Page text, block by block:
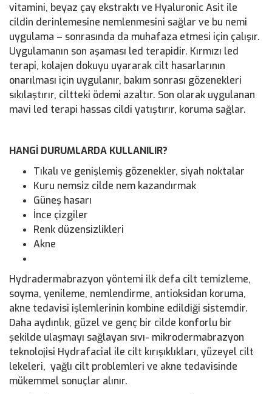
vitamini, beyaz çay ekstraktı ve Hyaluronic Asit ile
cildin derinlemesine nemlenmesini sağlar ve bu nemi
uygulama – sonrasında da muhafaza etmesi için çalışır.
Uygulamanın son aşaması led terapidir. Kırmızı led
terapi, kolajen dokuyu uyararak cilt hasarlarının
onarılması için uygulanır, bakım sonrası gözenekleri
sıkılaştırır, ciltteki ödemi azaltır. Son olarak uygulanan
mavi led terapi hassas cildi yatıştırır, koruma sağlar.
HANGİ DURUMLARDA KULLANILIR?
Tıkalı ve genişlemiş gözenekler, siyah noktalar
Kuru nemsiz cilde nem kazandırmak
Güneş hasarı
İnce çizgiler
Renk düzensizlikleri
Akne
Hydradermabrazyon yöntemi ilk defa cilt temizleme,
soyma, yenileme, nemlendirme, antioksidan koruma,
akne tedavisi işlemlerinin kombine edildiği sistemdir.
Daha aydınlık, güzel ve genç bir cilde konforlu bir
şekilde ulaşmayı sağlayan sıvı- mikrodermabrazyon
teknolojisi Hydrafacial ile cilt kırışıklıkları, yüzeyel cilt
lekeleri, yağlı cilt problemleri ve akne tedavisinde
mükemmel sonuçlar alınır.